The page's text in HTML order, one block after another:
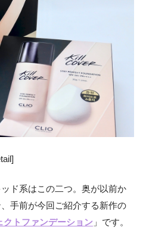
ド系はこの二つ。奥が以前か
手前が今回ご紹介する新作の
クトファンデーション 」です。